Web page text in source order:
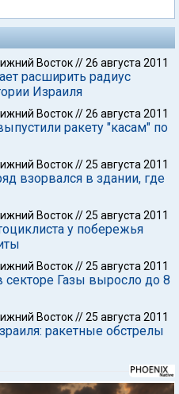
Восток//26 августа 2011
расширить радиус
Израиля
Восток//26 августа 2011
ракету "касам" по
Восток//25 августа 2011
взорвался в здании, где
Восток//25 августа 2011
у побережья
Восток//25 августа 2011
секторе Газы выросло до 8
Восток//25 августа 2011
ракетные обстрелы